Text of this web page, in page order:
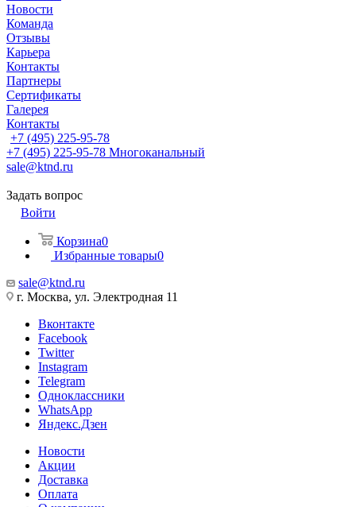
Новости
Команда
Отзывы
Карьера
Контакты
Партнеры
Сертификаты
Галерея
Контакты
+7 (495) 225-95-78
+7 (495) 225-95-78 Многоканальный
sale@ktnd.ru
Задать вопрос
Войти
Корзина0
Избранные товары0
sale@ktnd.ru
г. Москва, ул. Электродная 11
Вконтакте
Facebook
Twitter
Instagram
Telegram
Одноклассники
WhatsApp
Яндекс.Дзен
Новости
Акции
Доставка
Оплата